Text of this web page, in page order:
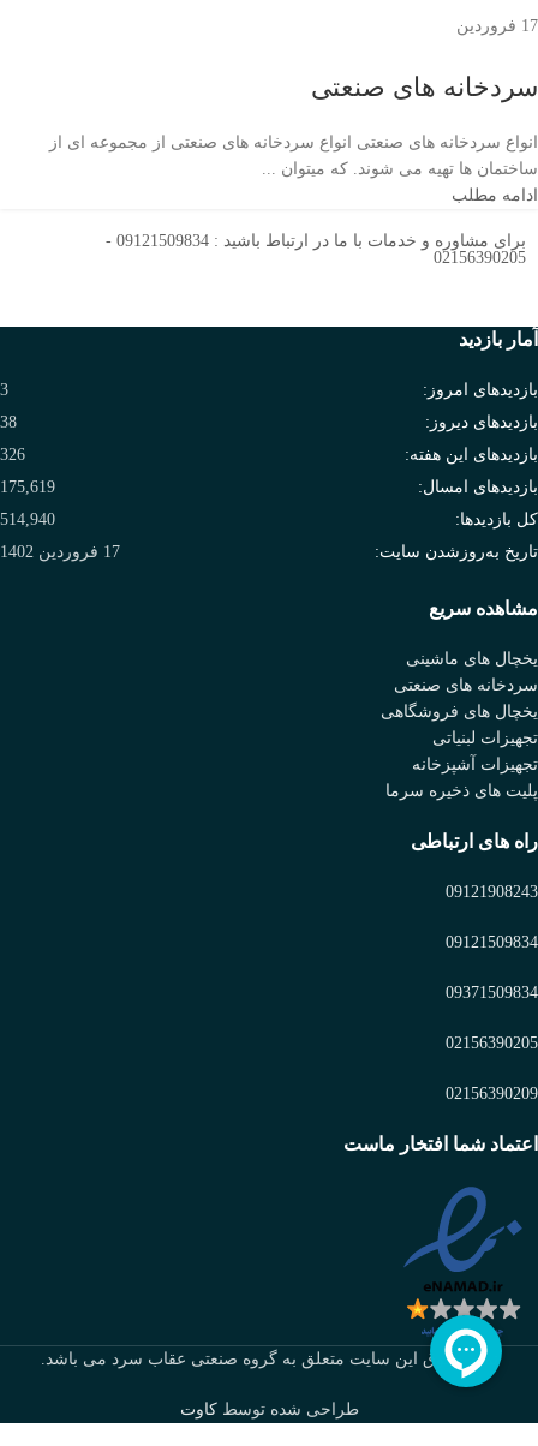
17 فروردین
سردخانه های صنعتی
انواع سردخانه های صنعتی انواع سردخانه های صنعتی از مجموعه ای از
ساختمان ها تهیه می شوند. که میتوان ...
ادامه مطلب
برای مشاوره و خدمات با ما در ارتباط باشید : 09121509834 -
02156390205
آمار بازدید
بازدیدهای امروز:
3
بازدیدهای دیروز:
38
بازدیدهای این هفته:
326
بازدیدهای امسال:
175,619
کل بازدیدها:
514,940
تاریخ به‌روزشدن سایت:
17 فروردین 1402
مشاهده سریع
یخچال های ماشینی
سردخانه های صنعتی
یخچال های فروشگاهی
تجهیزات لبنیاتی
تجهیزات آشپزخانه
پلیت های ذخیره سرما
راه های ارتباطی
09121908243
09121509834
09371509834
02156390205
02156390209
اعتماد شما افتخار ماست
تمام حقوق این سایت متعلق به گروه صنعتی عقاب سرد می باشد.
طراحی شده توسطکاوت